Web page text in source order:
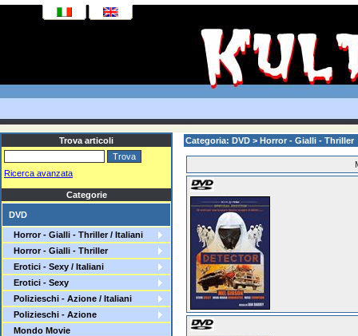
Trova articoli
Ricerca avanzata
Categorie
DVD
Horror - Gialli - Thriller / Italiani
Horror - Gialli - Thriller
Erotici - Sexy / Italiani
Erotici - Sexy
Polizieschi - Azione / Italiani
Polizieschi - Azione
Mondo Movie
Categoria: DVD > Horror - Gialli -